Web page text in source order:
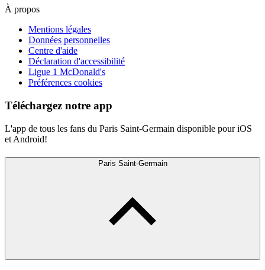
À propos
Mentions légales
Données personnelles
Centre d'aide
Déclaration d'accessibilité
Ligue 1 McDonald's
Préférences cookies
Téléchargez notre app
L'app de tous les fans du Paris Saint-Germain disponible pour iOS
et Android!
Paris Saint-Germain